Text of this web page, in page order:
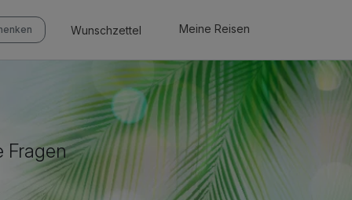
Wunschzettel Meine Reisen
Fragen